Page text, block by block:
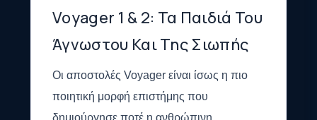
Voyager 1 & 2: Τα Παιδιά Του
Άγνωστου Και Της Σιωπής
Οι αποστολές Voyager είναι ίσως η πιο
ποιητική μορφή επιστήμης που
δημιούργησε ποτέ η ανθρώπινη